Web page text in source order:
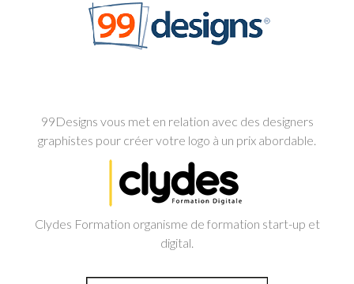
99Designs vous met en relation avec des designers
graphistes pour créer votre logo à un prix abordable.
Clydes Formation organisme de formation start-up et
digital.